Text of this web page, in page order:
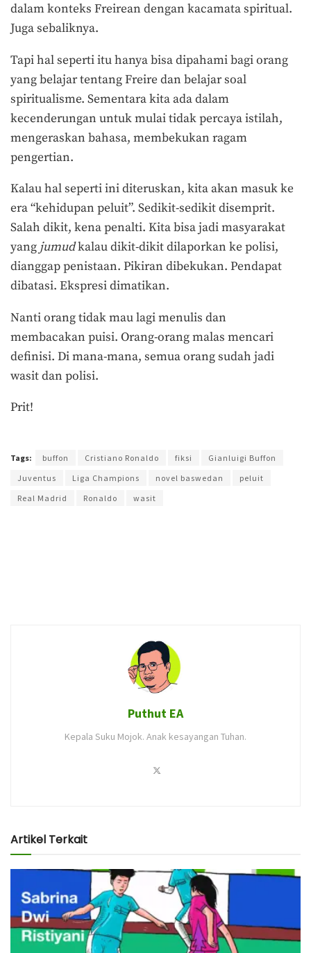
dalam konteks Freirean dengan kacamata spiritual.
Juga sebaliknya.
Tapi hal seperti itu hanya bisa dipahami bagi orang
yang belajar tentang Freire dan belajar soal
spiritualisme. Sementara kita ada dalam
kecenderungan untuk mulai tidak percaya istilah,
mengeraskan bahasa, membekukan ragam
pengertian.
Kalau hal seperti ini diteruskan, kita akan masuk ke
era “kehidupan peluit”. Sedikit-sedikit disemprit.
Salah dikit, kena penalti. Kita bisa jadi masyarakat
yang jumudkalau dikit-dikit dilaporkan ke polisi,
dianggap penistaan. Pikiran dibekukan. Pendapat
dibatasi. Ekspresi dimatikan.
Nanti orang tidak mau lagi menulis dan
membacakan puisi. Orang-orang malas mencari
definisi. Di mana-mana, semua orang sudah jadi
wasit dan polisi.
Prit!
Tags: buffon Cristiano Ronaldo fiksi
Gianluigi Buffon
Juventus
Liga Champions novel baswedan
peluit
Real Madrid
Ronaldo wasit
Puthut EA
Kepala Suku Mojok. Anak kesayangan Tuhan.
Artikel Terkait